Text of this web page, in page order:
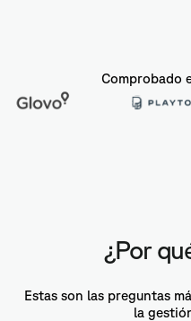
Comprobado
¿Por
Estas son las preguntas
la